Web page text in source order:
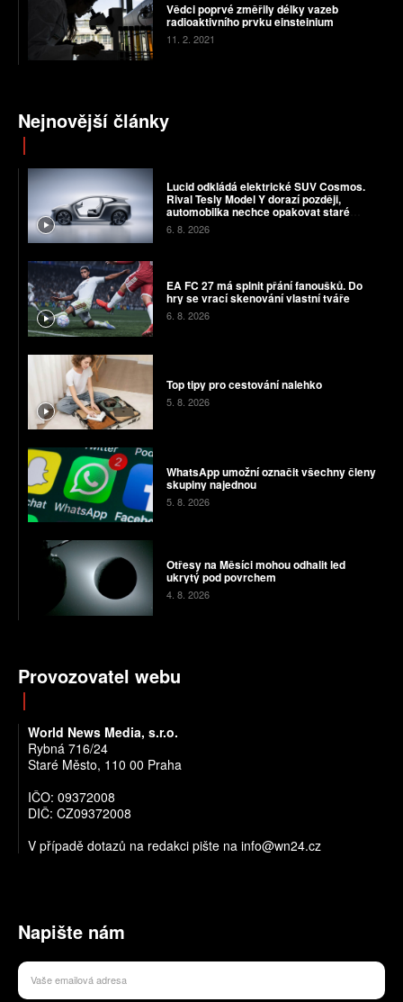
Vědci poprvé změřily délky vazeb
radioaktivního prvku einsteinium
11. 2. 2021
Nejnovější články
Lucid odkládá elektrické SUV Cosmos.
Rival Tesly Model Y dorazí později,
automobilka nechce opakovat staré
chyby
6. 8. 2026
EA FC 27 má splnit přání fanoušků. Do
hry se vrací skenování vlastní tváře
6. 8. 2026
Top tipy pro cestování nalehko
5. 8. 2026
WhatsApp umožní označit všechny členy
skupiny najednou
5. 8. 2026
Otřesy na Měsíci mohou odhalit led
ukrytý pod povrchem
4. 8. 2026
Provozovatel webu
World News Media, s.r.o.
Rybná 716/24
Staré Město, 110 00 Praha
IČO: 09372008
DIČ: CZ09372008
V případě dotazů na redakci pište na info@wn24.cz
Napište nám